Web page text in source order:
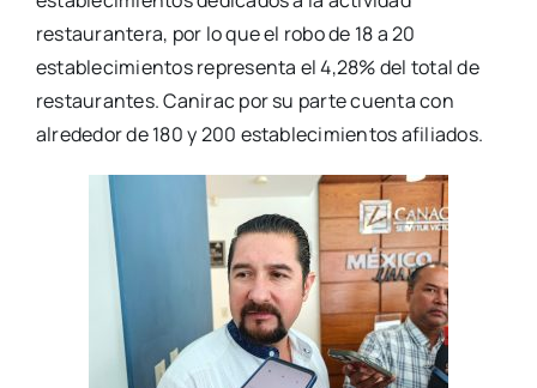
restaurantera, por lo que el robo de 18 a 20
establecimientos representa el 4,28% del total de
restaurantes. Canirac por su parte cuenta con
alrededor de 180 y 200 establecimientos afiliados.